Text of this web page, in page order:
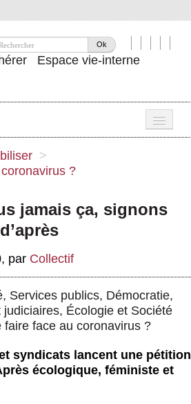
Ok
Espace vie-interne
>
?
jamais ça, signons
, par Collectif
, Services publics, Démocratie,
judiciaires, Écologie et Société
faire face au coronavirus ?
syndicats lancent une pétition
écologique, féministe et